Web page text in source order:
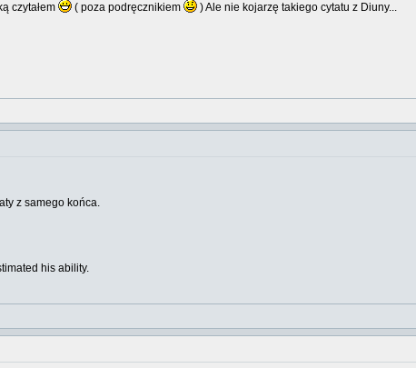
czytałem ( poza podręcznikiem
) Ale nie kojarzę takiego cytatu z Diuny...
z samego końca.
his ability.